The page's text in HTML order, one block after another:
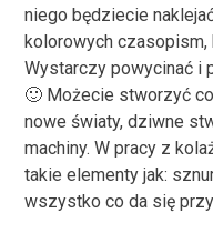
niego będziecie
kolorowych
Wystarczy powycinać i
🙂 Możecie stworzyć
nowe światy, dziwne
machiny. W pracy z
takie elementy jak:
wszystko co da się